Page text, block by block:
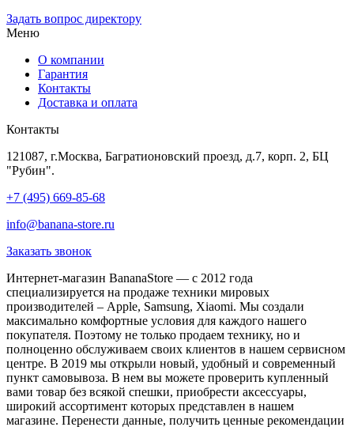
Задать вопрос директору
Меню
О компании
Гарантия
Контакты
Доставка и оплата
Контакты
121087, г.Москва, Багратионовский проезд, д.7, корп. 2, БЦ
"Рубин".
+7 (495) 669-85-68
info@banana-store.ru
Заказать звонок
Интернет-магазин BananaStore — с 2012 года
специализируется на продаже техники мировых
производителей – Apple, Samsung, Xiaomi. Мы создали
максимально комфортные условия для каждого нашего
покупателя. Поэтому не только продаем технику, но и
полноценно обслуживаем своих клиентов в нашем сервисном
центре. В 2019 мы открыли новый, удобный и современный
пункт самовывоза. В нем вы можете проверить купленный
вами товар без всякой спешки, приобрести аксессуары,
широкий ассортимент которых представлен в нашем
магазине. Перенести данные, получить ценные рекомендации